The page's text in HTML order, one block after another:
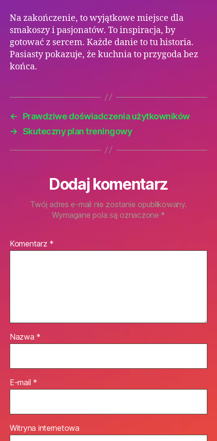
Na zakończenie, to wyjątkowe miejsce dla
smakoszy i pasjonatów. To inspiracja, by
gotować z sercem. Każde danie to tu historia.
Pasiasty pokazuje, że kuchnia to przygoda bez
końca.
←
Prawdziwe doświadczenia użytkowników
→ Skuteczny plan treningowy
Dodaj komentarz
Twój adres e-mail nie zostanie opublikowany.
Wymagane pola są oznaczone *
Komentarz *
Nazwa *
E-mail *
Witryna internetowa